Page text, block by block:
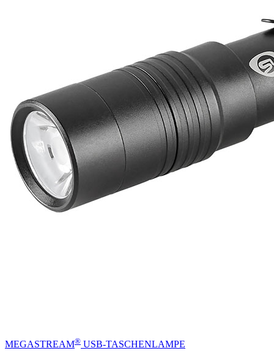
MEGASTREAM® USB-TASCHENLAMPE